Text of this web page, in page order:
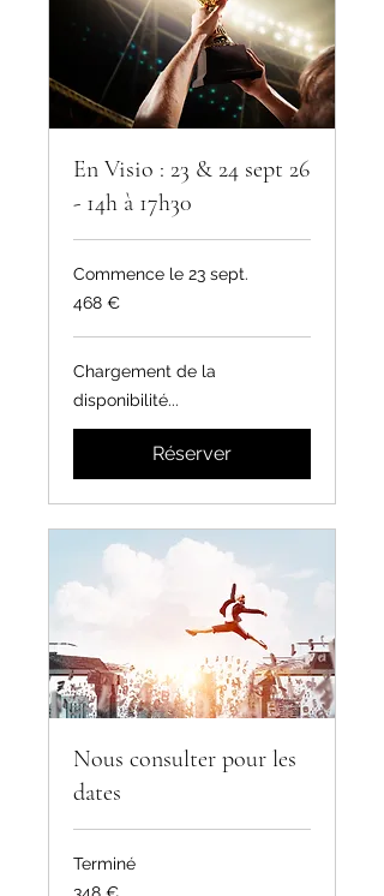
En Visio : 23 & 24 sept 26
- 14h à 17h30
Commence le 23 sept.
468
euros
468 €
Chargement de la
disponibilité...
Réserver
Nous consulter pour les
dates
Terminé
348